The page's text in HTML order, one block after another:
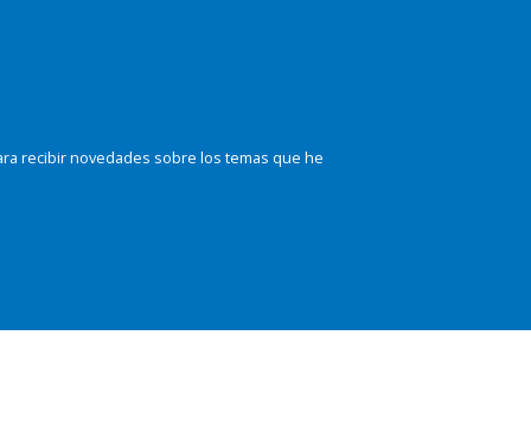
recibir novedades sobre los temas que he